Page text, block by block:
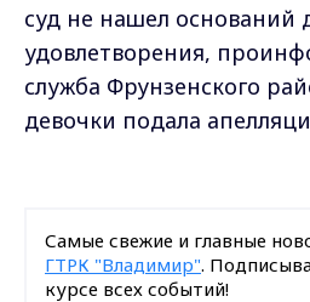
суд не нашел оснований
удовлетворения,
служба Фрунзенского
девочки подала
Самые свежие и главные
ГТРК "Владимир".
курсе всех событий!